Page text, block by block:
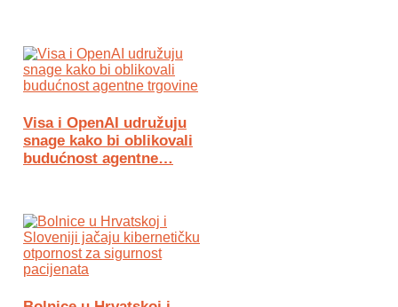
Visa i OpenAI udružuju
snage kako bi oblikovali
budućnost agentne…